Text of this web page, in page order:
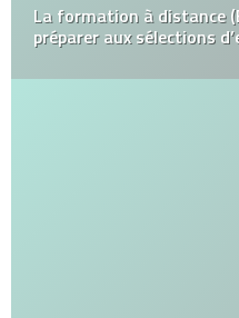
La formation à distance
préparer aux sélections